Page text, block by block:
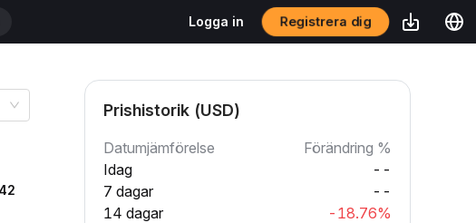
Logga in Registrera dig
Prishistorik (USD)
Datumjämförelse
Förändring %
Idag
--
7 dagar
--
14 dagar
-18.76%